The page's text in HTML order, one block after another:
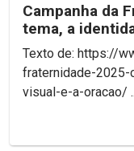
Campanha da
tema, a
Texto de: https://
fraternidade-2025-
visual-e-a-oracao/